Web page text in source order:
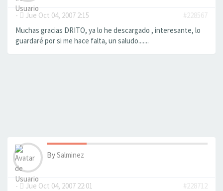
- Jue Oct 04, 2007 2:15
#228567
Muchas gracias DRITO, ya lo he descargado , interesante, lo
guardaré por si me hace falta, un saludo.......
BySalminez
- Jue Oct 04, 2007 22:01 #228712